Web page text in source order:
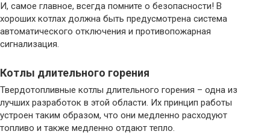
И, самое главное, всегда помните о безопасности! В
хороших котлах должна быть предусмотрена система
автоматического отключения и противопожарная
сигнализация.
Котлы длительного горения
Твердотопливные котлы длительного горения – одна из
лучших разработок в этой области. Их принцип работы
устроен таким образом, что они медленно расходуют
топливо и также медленно отдают тепло.